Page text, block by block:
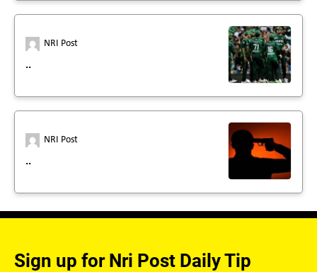
NRI Post
..
NRI Post
..
Sign up for Nri Post Daily Tip